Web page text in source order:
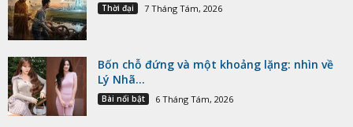
Thời đại 7 Tháng Tám, 2026
Bốn chỗ đứng và một khoảng lặng: nhìn về
Lý Nhã...
Bài nổi bật 6 Tháng Tám, 2026